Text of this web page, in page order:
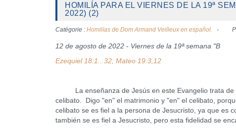
HOMILÍA PARA EL VIERNES DE LA 19ª
2022) (2)
Catégorie : Homilías de Dom Armand Veilleux en español.
12 de agosto de 2022 - Viernes de la 19ª semana "B
Ezequiel 18:1...32; Mateo 19:3,12
La enseñanza de Jesús en este Evangelio trata de
celibato. Digo "en" el matrimonio y "en" el celibato,
celibato se es fiel a la persona de Jesucristo, ya que es
también se es fiel a Jesucristo, pero esta fidelidad se